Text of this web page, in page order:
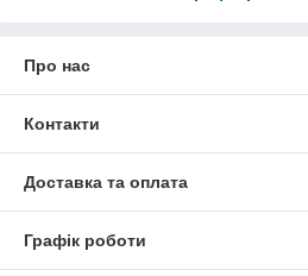
Про нас
Контакти
Доставка та оплата
Графік роботи